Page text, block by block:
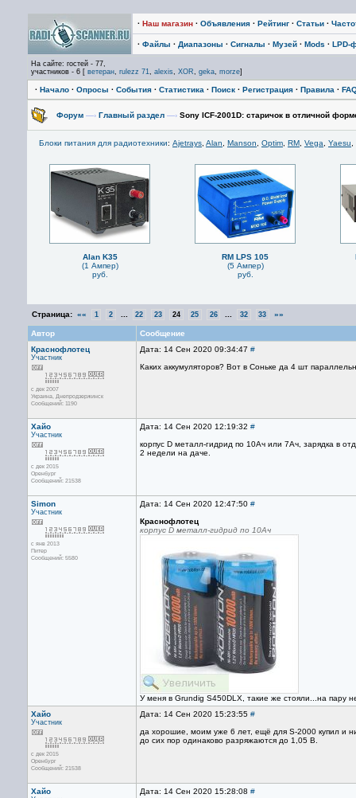
· Наш магазин · Объявления · Рейтинг · Статьи ·
· Файлы · Диапазоны · Сигналы · Музей · Mods · LPD-
На сайте: гостей - 77,
участников - 6 [ ветеран, rulezz 71, alexis, XOR, geka, morze]
· Начало · Опросы · События · Статистика · Поиск · Регистрация · Правила ·
Форум —› Главный раздел —› Sony ICF-2001D: старичок в отличной
Блоки питания для радиотехники: Ajetrays Alan Manson Optim RM Vega Yaesu
Alan K35
(1 Ампер)
руб.
RM LPS 105
(5 Ампер)
руб.
Страница: «« 1 2 22 23 24 25 26 32 33 »»
Автор
Сообщение
Краснофлотец
Участник
с дек 2007
Украина, Днепродзержинск
Сообщений: 1190
Дата: 14 Сен 2020 09:34:47 #
Каких аккумуляторов? Вот в Соньке да 4 шт
Хайо
Участник
с дек 2015
Оренбург
Сообщений: 21538
Дата: 14 Сен 2020 12:19:32 #
корпус D металл-гидрид по 10Ач или 7Ач, зарядка в
2 недели на даче.
Simon
Участник
с янв 2013
Питер
Сообщений: 5580
Дата: 14 Сен 2020 12:47:50 #
Краснофлотец
корпус D металл-гидрид по 10Ач
У меня в Grundig S450DLX, такие же стояли...на пару
Хайо
Участник
с дек 2015
Оренбург
Сообщений: 21538
Дата: 14 Сен 2020 15:23:55 #
да хорошие, моим уже 6 лет, ещё для S-2000 купил и
до сих пор одинаково разряжаются до 1,05 В.
Хайо Дата: 14 Сен 2020 15:28:08 #